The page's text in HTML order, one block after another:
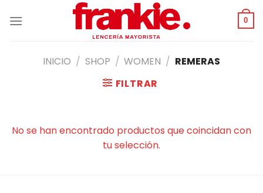
0
INICIO / SHOP / WOMEN / REMERAS
FILTRAR
No se han encontrado productos que coincidan con
tu selección.